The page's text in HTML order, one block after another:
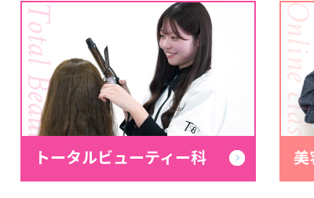
Total Beauty
トータルビューティー科